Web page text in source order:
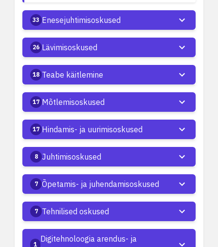
33 Enesejuhtimisoskused
26 Lävimisoskused
18 Teabe käitlemine
17 Mõtlemisoskused
17 Hindamis- ja uurimisoskused
8 Juhtimisoskused
7 Õpetamis- ja juhendamisoskused
7 Tehnilised oskused
1
Digitehnoloogia arendus- ja